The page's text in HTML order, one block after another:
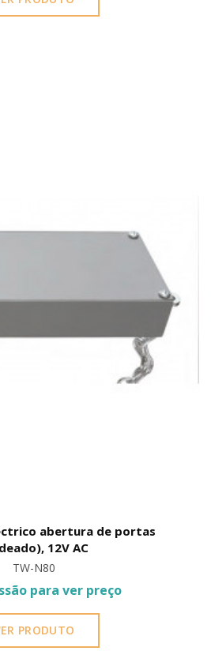
abertura de portas
12V AC
TW-N80
para ver preço
PRODUTO